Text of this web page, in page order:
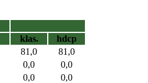
klas.
hdcp
81,0
81,0
0,0
0,0
0,0
0,0